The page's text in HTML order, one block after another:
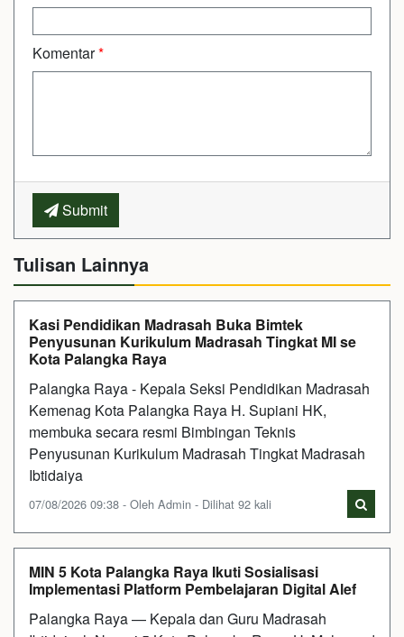
Komentar*
Submit
Tulisan Lainnya
Kasi Pendidikan Madrasah Buka Bimtek
Penyusunan Kurikulum Madrasah Tingkat MI se
Kota Palangka Raya
Palangka Raya - Kepala Seksi Pendidikan Madrasah
Kemenag Kota Palangka Raya H. Supiani HK,
membuka secara resmi Bimbingan Teknis
Penyusunan Kurikulum Madrasah Tingkat Madrasah
Ibtidaiya
07/08/2026 09:38 - Oleh Admin - Dilihat 92 kali
MIN 5 Kota Palangka Raya Ikuti Sosialisasi
Implementasi Platform Pembelajaran Digital Alef
Palangka Raya — Kepala dan Guru Madrasah